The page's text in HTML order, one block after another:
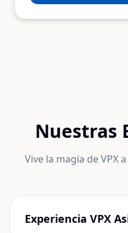
Nuestras
Vive la magia de VPX
Experiencia VPX